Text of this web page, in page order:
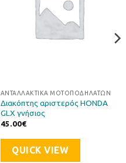
ΑΝΤΑΛΛΑΚΤΙΚΆ ΜΟΤΟΠΟΔΗΛΆΤΩΝ
Διακόπτης αριστερός HONDA
GLX γνήσιος
45.00€
QUICK VIEW